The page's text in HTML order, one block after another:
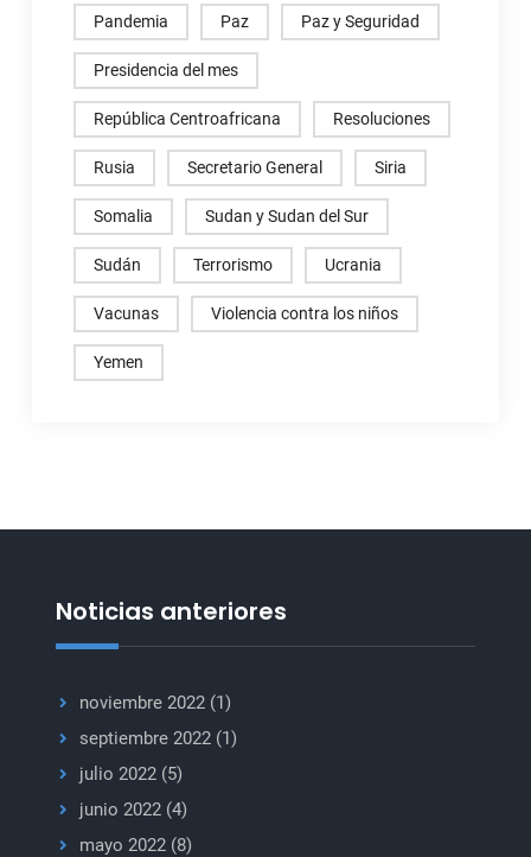
Pandemia Paz Paz y Seguridad
Presidencia del mes
República Centroafricana Resoluciones
Rusia Secretario General Siria
Somalia Sudan y Sudan del Sur
Sudán Terrorismo Ucrania
Vacunas Violencia contra los niños
Yemen
Noticias anteriores
noviembre 2022(1)
septiembre 2022(1)
julio 2022(5)
junio 2022(4)
mayo 2022(8)